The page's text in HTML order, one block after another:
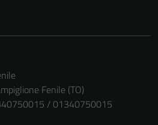
Fenile (TO)
/ 01340750015